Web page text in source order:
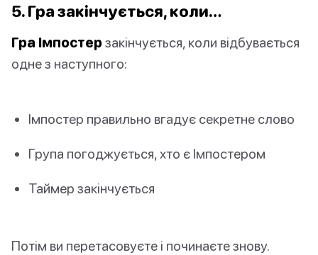
5. Гра закінчується, коли…
Гра Імпостерзакінчується, коли відбувається
одне з наступного:
Імпостер правильно вгадує секретне слово
Група погоджується, хто є Імпостером
Таймер закінчується
Потім ви перетасовуєте і починаєте знову.